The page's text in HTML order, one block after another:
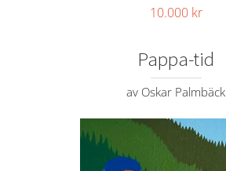
10.000 kr
Pappa-tid
av Oskar Palmbäck